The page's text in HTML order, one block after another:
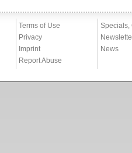
Terms of Use
Privacy
Imprint
Report Abuse
Specials,
News